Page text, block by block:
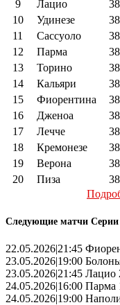
9
Лацио 38
10
Удинезе 38
11
Сассуоло 38
12
Парма 38
13
Торино 38
14
Кальяри 38
15
Фиорентина 38
16
Дженоа 38
17
Лечче 38
18
Кремонезе 38
19
Верона 38
20
Пиза 38
Следующие матчи
22.05.2026|21:45
23.05.2026|19:00
23.05.2026|21:45 Лацио
24.05.2026|16:00 Парма
24.05.2026|19:00